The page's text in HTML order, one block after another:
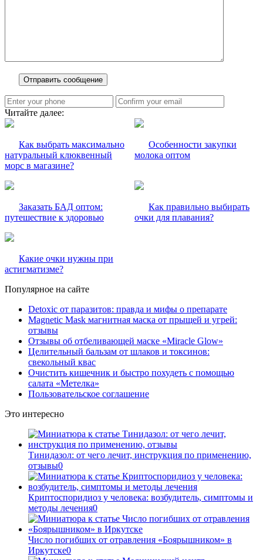
Читайте далее:
Как выбрать максимально
натуральный клюквенный
морс в магазине?
Особенности закупки
молока оптом
Заказать БАД оптом:
путешествие к здоровью
Как правильно выбирать
очки для плавания?
Какие очки нужны при
астигматизме?
Популярное на сайте
Detoxic от паразитов: правда и мифы о препарате
Magnetic Mask магнитная маска от прыщей и угрей:
отзывы
Отзывы об отбеливающей маске «Miracle Glow»
Целительный бальзам от шлаков и токсинов:
свекольный квас
Очистить кишечник и быстро похудеть с помощью
салата «Метелка»
Пользовательское соглашение
Это интересно
Тинидазол: от чего лечит, инструкция по применению,
отзывы0
Криптоспоридиоз у человека: возбудитель, симптомы и
методы лечения0
Число погибших от отравления «Боярышником» в
Иркутске0